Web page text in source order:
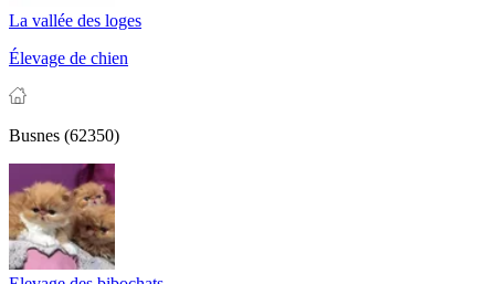
La vallée des loges
Élevage de chien
Busnes (62350)